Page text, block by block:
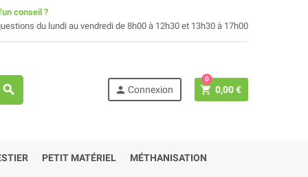
conseil ?
du lundi au vendredi de 8h00 à 12h30 et 13h30 à 17h00
search person Connexion shopping_cart 0,00 €
0
PETIT MATÉRIEL MÉTHANISATION